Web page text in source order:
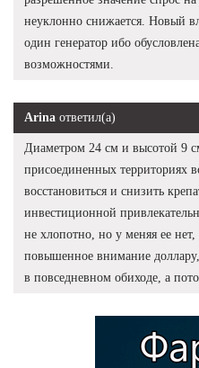
неуклонно снижается. Новый
один генератор ибо
возможностями.
Arina ответил(а)
Диаметром 24 см и высотой 9
присоединенных территориях
восстановиться и снизить
инвестиционной
не хлопотно, но у меняя ее нет,
повышенное внимание
в повседневном обиходе, а